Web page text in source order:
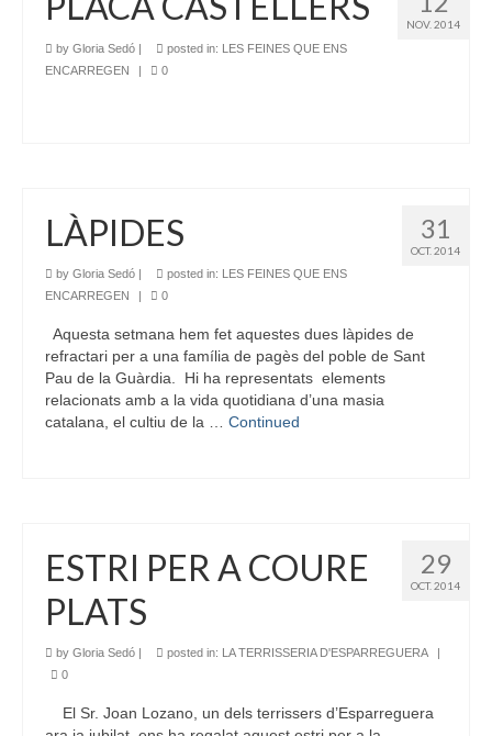
NOV. 2014
by Gloria Sedó | posted in: LES FEINES QUE ENS
ENCARREGEN
| 0
31
OCT. 2014
LÀPIDES
by Gloria Sedó | posted in: LES FEINES QUE ENS
ENCARREGEN
| 0
Aquesta setmana hem fet aquestes dues làpides de
refractari per a una família de pagès del poble de Sant
Pau de la Guàrdia. Hi ha representats elements
relacionats amb a la vida quotidiana d’una masia
catalana, el cultiu de la … Continued
29
OCT. 2014
ESTRI PER A COURE
PLATS
by Gloria Sedó posted in: LA TERRISSERIA D'ESPARREGUERA
0
El Sr. Joan Lozano, un dels terrissers d’Esparreguera